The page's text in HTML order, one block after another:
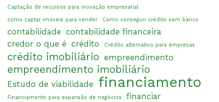
Captação de recursos para inovação empresarial
como captar imóveis para vender
Como conseguir crédito sem banco
contabilidade contabilidade financeira
credor o que é crédito Crédito alternativo para empresas
crédito imobiliário empreendimento
empreendimento imobiliário
Estudo de viabilidade financiamento
Financiamento para expansão de negócios financiar